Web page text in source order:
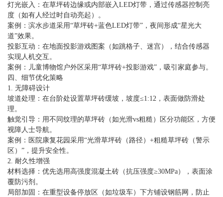
灯光嵌入：在草坪砖边缘或内部嵌入LED灯带，通过传感器控制亮
度（如有人经过时自动亮起）。
案例：滨水步道采用“草坪砖+蓝色LED灯带”，夜间形成“星光大
道”效果。
投影互动：在地面投影游戏图案（如跳格子、迷宫），结合传感器
实现人机交互。
案例：儿童博物馆户外区采用“草坪砖+投影游戏”，吸引家庭参与。
四、细节优化策略
1. 无障碍设计
坡道处理：在台阶处设置草坪砖缓坡，坡度≤1:12，表面做防滑处
理。
触觉引导：用不同纹理的草坪砖（如光滑vs粗糙）区分功能区，方便
视障人士导航。
案例：医院康复花园采用“光滑草坪砖（路径）+粗糙草坪砖（警示
区）”，提升安全性。
2. 耐久性增强
材料选择：优先选用高强度混凝土砖（抗压强度≥30MPa），表面涂
覆防污剂。
局部加固：在重型设备停放区（如垃圾车）下方铺设钢筋网，防止